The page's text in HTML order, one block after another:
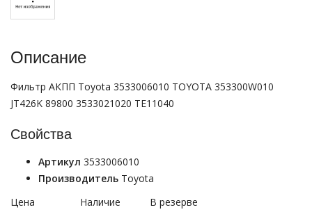
Описание
Фильтр АКПП Toyota 3533006010 TOYOTA 353300W010
JT426K 89800 3533021020 TE11040
Свойства
Артикул 3533006010
Производитель Toyota
Цена
Наличие В резерве